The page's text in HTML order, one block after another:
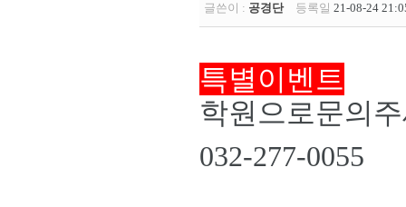
글쓴이 : 공경단 등록일 21-08-24
특별이벤트
학원으로문의
032-277-0055